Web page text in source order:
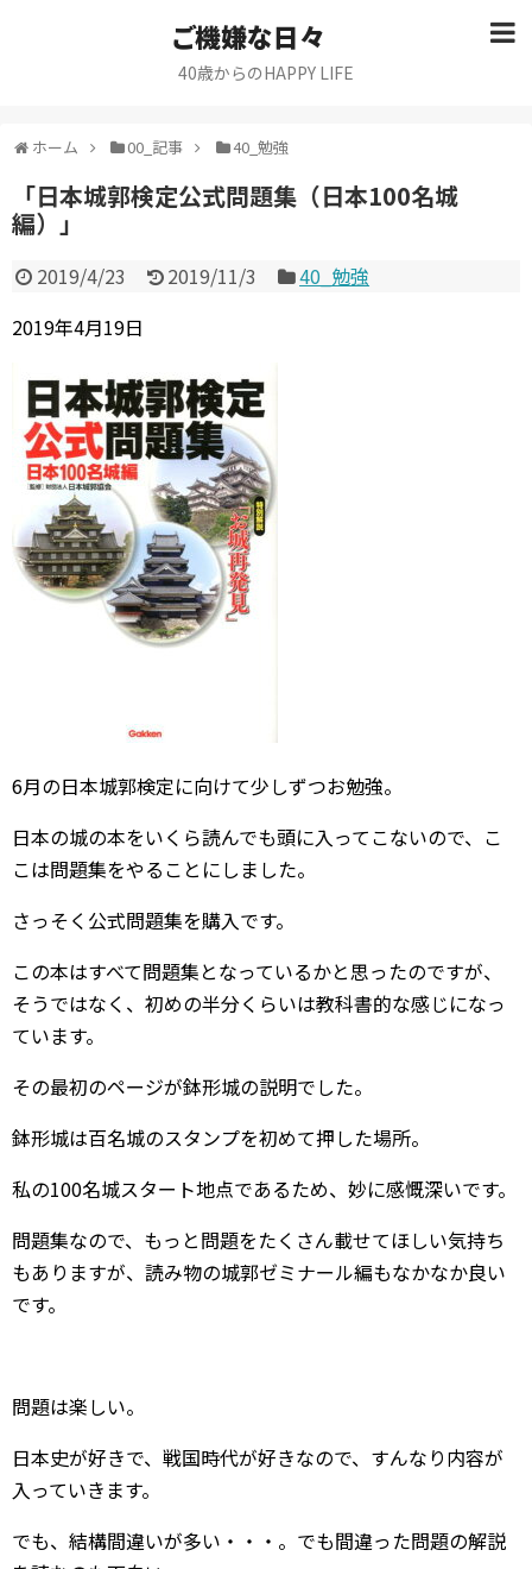
ご機嫌な日々
40歳からのHAPPY LIFE
ホーム 00_記事 40_勉強
「日本城郭検定公式問題集（日本100名城
編）」
2019/4/23 2019/11/3
40_勉強
2019年4月19日
6月の日本城郭検定に向けて少しずつお勉強。
日本の城の本をいくら読んでも頭に入ってこないので、こ
こは問題集をやることにしました。
さっそく公式問題集を購入です。
この本はすべて問題集となっているかと思ったのですが、
そうではなく、初めの半分くらいは教科書的な感じになっ
ています。
その最初のページが鉢形城の説明でした。
鉢形城は百名城のスタンプを初めて押した場所。
私の100名城スタート地点であるため、妙に感慨深いです。
問題集なので、もっと問題をたくさん載せてほしい気持ち
もありますが、読み物の城郭ゼミナール編もなかなか良い
です。
問題は楽しい。
日本史が好きで、戦国時代が好きなので、すんなり内容が
入っていきます。
でも、結構間違いが多い・・・。でも間違った問題の解説